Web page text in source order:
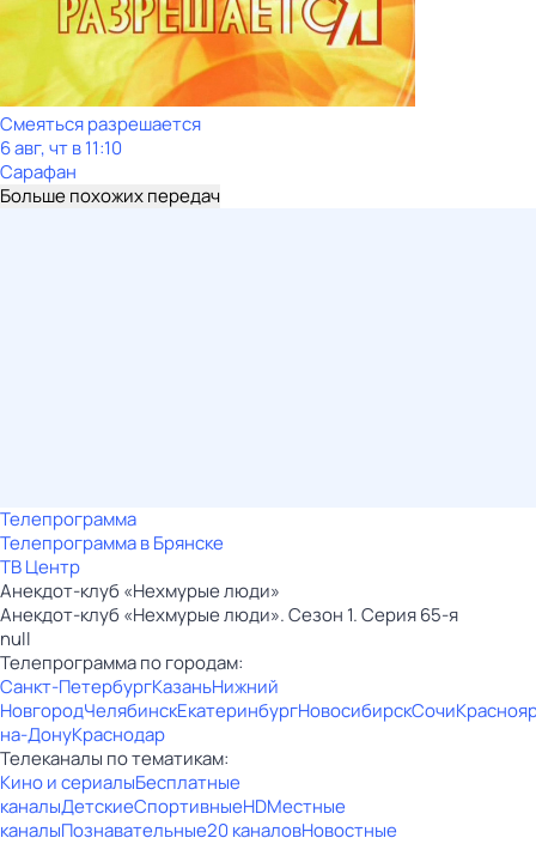
Смеяться разрешается
6 авг, чт в 11:10
Сарафан
Больше похожих передач
Телепрограмма
Телепрограмма в Брянске
ТВ Центр
Анекдот-клуб «Нехмурые люди»
Анекдот-клуб «Нехмурые люди». Сезон 1. Серия 65-я
null
Телепрограмма по городам:
Санкт-ПетербургКазаньНижний
НовгородЧелябинскЕкатеринбургНовосибирскСочи
на-ДонуКраснодар
Телеканалы по тематикам:
Кино и сериалыБесплатные
каналыДетскиеСпортивныеHDМестные
каналыПознавательные20 каналовНовостные